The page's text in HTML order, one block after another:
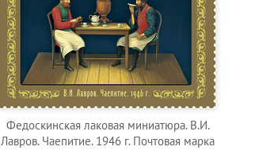
Федоскинская лаковая миниатюра. В.И.
Лавров. Чаепитие. 1946 г. Почтовая марка